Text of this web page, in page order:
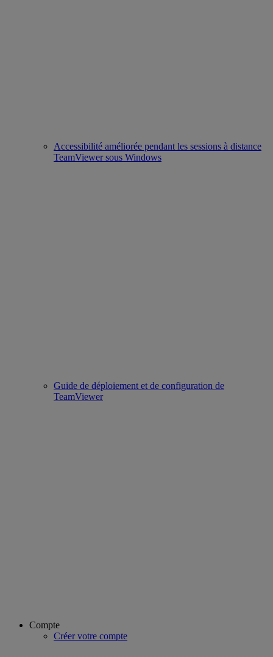
Accessibilité améliorée pendant les sessions à distance
TeamViewer sous Windows
Guide de déploiement et de configuration de
TeamViewer
Compte
Créer votre compte